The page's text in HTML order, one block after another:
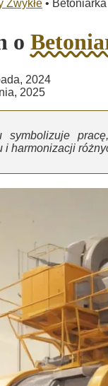
Zwykłe • Betoniarka
o
2024
2025
symbolizuje
i harmonizacji